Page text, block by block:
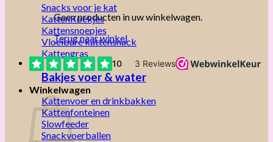
Geen producten in uw winkelwagen.
Terug naar winkel
Winkelwagen
Snacks voor je kat
KattenKoekjes
Kattensnoepjes
Vloeibare kattensnack
Kattengras
Bakjes voer & water
Kattenvoer en drinkbakken
Kattenfonteinen
Slowfeeder
Snackvoerballen